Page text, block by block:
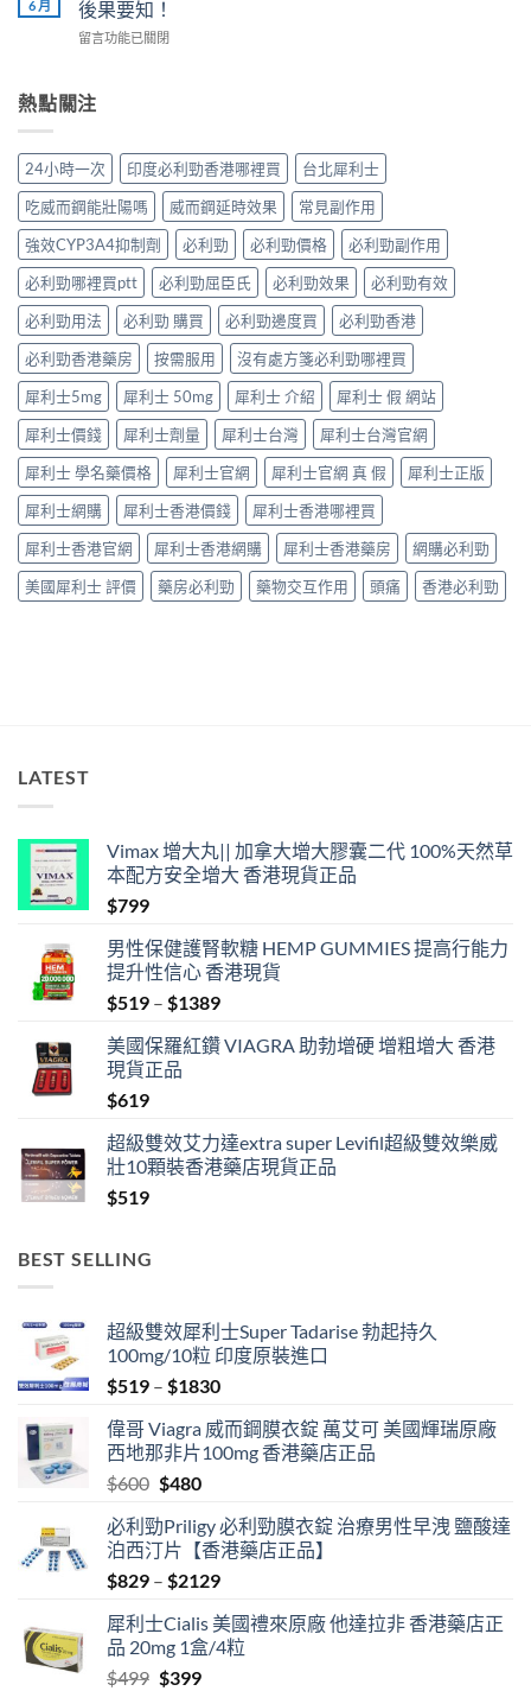
男
性
的
正
用
法〉
中
評
＋
用
效
全
指
南，
香
港
男
性
必
讀〉
中
士
長
較：
適
合
「長
期
管
理」？〉
中
痿：
晨
自
獨
同
老
婆
唔
硬
——
呢
類
ED
唔
係
「壞
咗」，
係
心
因
型〉
中
6 月 後果要知！
在
士、
必
勁
「治
標」
定
「治
本」？
長
食
有
咩
後
果
要
知！〉
中
留言功能已關閉
熱點關注
24小時一次 印度必利勁香港哪裡買
台北犀利士
吃威而鋼能壯陽嗎
威而鋼延時效果
常見副作用
強效CYP3A4抑制劑
必利勁 必利勁價格
必利勁副作用
必利勁哪裡買ptt
必利勁屈臣氏 必利勁效果
必利勁有效
必利勁用法
必利勁 購買 必利勁邊度買
必利勁香港
必利勁香港藥房
按需服用
沒有處方箋必利勁哪裡買
犀利士5mg
犀利士 50mg 犀利士 介紹
犀利士 假 網站
犀利士價錢
犀利士劑量 犀利士台灣
犀利士台灣官網
犀利士 學名藥價格
犀利士官網 犀利士官網 真 假
犀利士正版
犀利士網購
犀利士香港價錢
犀利士香港哪裡買
犀利士香港官網
犀利士香港網購 犀利士香港藥房
網購必利勁
美國犀利士 評價
藥房必利勁 藥物交互作用 頭痛 香港必利勁
LATEST
Vimax 增大丸|| 加拿大增大膠囊二代 100%天然草
本配方安全增大 香港現貨正品
$799
男性保健護腎軟糖 HEMP GUMMIES 提高行能力
提升性信心 香港現貨
$519 – $1389Price
$519
美國保羅紅鑽 VIAGRA 助勃增硬 增粗增大 香港
現貨正品
$619
超級雙效艾力達extra super Levifil超級雙效樂威
壯10顆裝香港藥店現貨正品
$519
BEST SELLING
超級雙效犀利士Super Tadarise 勃起持久
100mg/10粒 印度原裝進口
$519 – $1830Price
$519
through
偉哥 Viagra 威而鋼膜衣錠 萬艾可 美國輝瑞原廠
西地那非片100mg 香港藥店正品
$600 Original
was:
$600.
$480Current
is:
$480.
必利勁Priligy 必利勁膜衣錠 治療男性早洩 鹽酸達
泊西汀片【香港藥店正品】
$829 – $2129Price
$829
through
犀利士Cialis 美國禮來原廠 他達拉非 香港藥店正
品 20mg 1盒/4粒
$499 Original
$399Current